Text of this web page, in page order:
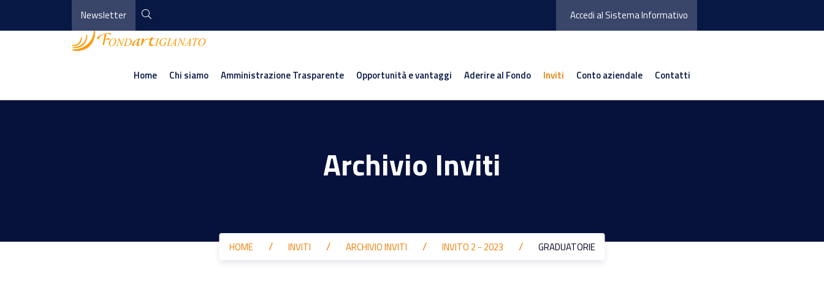
Newsletter Accedi al Sistema Informativo
Home Chi siamo Amministrazione Trasparente Opportunità e vantaggi Aderire al Fondo Inviti Conto aziendale Contatti
Archivio Inviti
HOME INVITI ARCHIVIO INVITI INVITO 2 - 2023 GRADUATORIE